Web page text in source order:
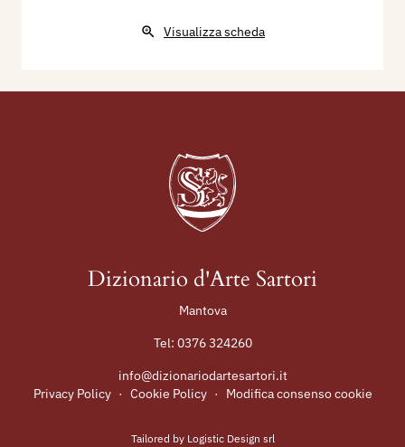
Visualizza scheda
Dizionario d'Arte Sartori
Mantova
Tel: 0376 324260
info@dizionariodartesartori.it
Privacy Policy · Cookie Policy · Modifica consenso cookie
Tailored by Logistic Design srl